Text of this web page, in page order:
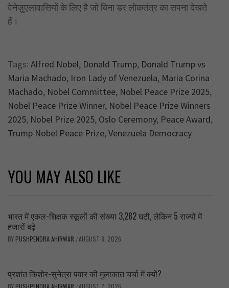
वेनेज़ुएलावासियों के लिए है जो बिना डर लोकतंत्र का सपना देखते
हैं।
Tags: Alfred Nobel, Donald Trump, Donald Trump vs
Maria Machado, Iron Lady of Venezuela, Maria Corina
Machado, Nobel Committee, Nobel Peace Prize 2025,
Nobel Peace Prize Winner, Nobel Peace Prize Winners
2025, Nobel Prize 2025, Oslo Ceremony, Peace Award,
Trump Nobel Peace Prize,Venezuela Democracy
YOU MAY ALSO LIKE
भारत में एकल-शिक्षक स्कूलों की संख्या 3,282 घटी, लेकिन 5 राज्यों में
हजारों बढ़े
BY PUSHPENDRA AHIRWAR /AUGUST 8, 2026
प्रशांत किशोर-सुनेत्रा पवार की मुलाकात चर्चा में क्यों?
BY PUSHPENDRA AHIRWAR AUGUST 7, 2026